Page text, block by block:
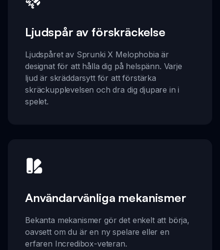
Ljudspår av förskräckelse
Ljudspåret av Sprunki X Melophobia är
designat för att hålla dig på helspänn. Varje
ljud är skräddarsytt för att förstärka
skräckupplevelsen och dra dig djupare in i
spelet.
Användarvänliga mekanismer
Bekanta mekanismer gör det enkelt att börja,
oavsett om du är en ny spelare eller en
erfaren Incredibox-veteran.